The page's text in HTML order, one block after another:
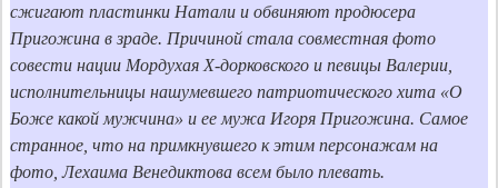
сжигают пластинки Натали и обвиняют продюсера
Пригожина в зраде. Причиной стала совместная фото
совести нации Мордухая Х-дорковского и певицы Валерии,
исполнительницы нашумевшего патриотического хита «О
Боже какой мужчина» и ее мужа Игоря Пригожина. Самое
странное, что на примкнувшего к этим персонажам на
фото, Лехаима Венедиктова всем было плевать.